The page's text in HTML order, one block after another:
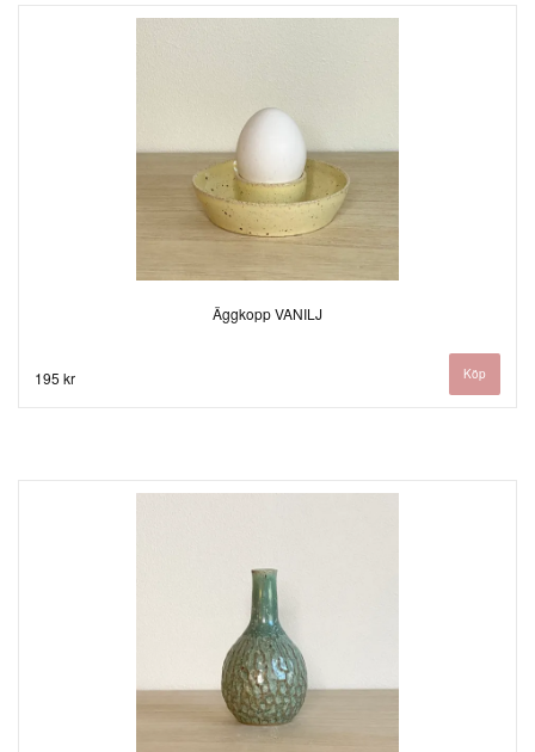
Äggkopp VANILJ
195 kr